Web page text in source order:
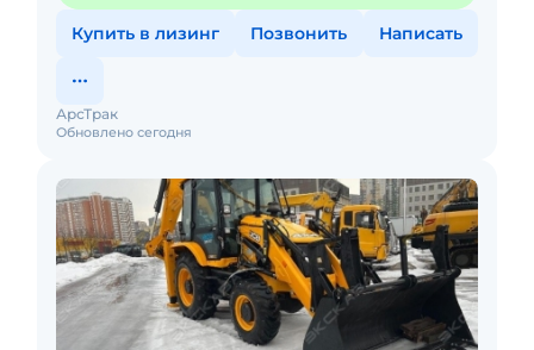
Купить в лизинг Позвонить Написать
Обновлено сегодня
АрсТрак